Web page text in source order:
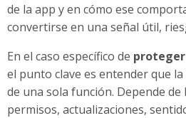
de la app y en cómo ese
convertirse en una señal útil,
En el caso específico de proteger
el punto clave es entender que
de una sola función. Depende
permisos, actualizaciones,